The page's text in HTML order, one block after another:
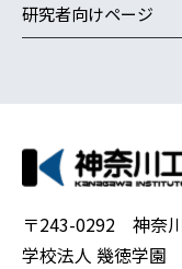
研究者向けページ
〒243-0292 神奈
学校法人 幾徳学園